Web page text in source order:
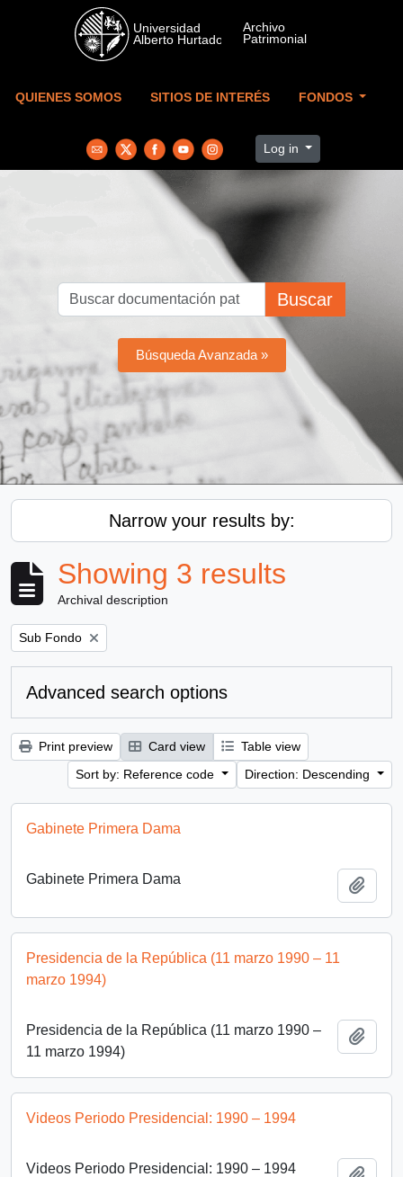
Skip to main content
QUIENES SOMOS SITIOS DE INTERÉS FONDOS
Log in
Buscar
Búsqueda Avanzada »
Narrow your results by:
Showing 3 results
Archival description
Remove filter:
Sub Fondo
Advanced search options
Print preview Card view
Table view
Sort by: Reference code
Direction: Descending
Gabinete Primera Dama
Gabinete Primera Dama
Presidencia de la República (11 marzo 1990 – 11
marzo 1994)
Presidencia de la República (11 marzo 1990 –
11 marzo 1994)
Videos Periodo Presidencial: 1990 – 1994
Videos Periodo Presidencial: 1990 – 1994